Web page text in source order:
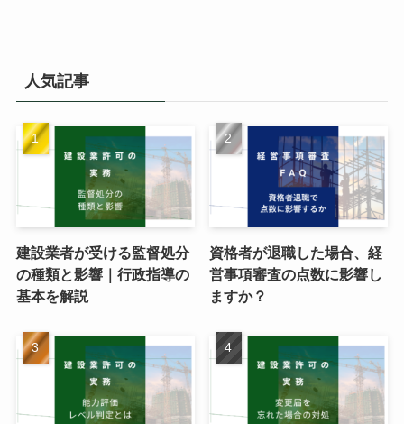
人気記事
建設業者が受ける監督処分
の種類と影響｜行政指導の
基本を解説
資格者が退職した場合、経
営事項審査の点数に影響し
ますか？